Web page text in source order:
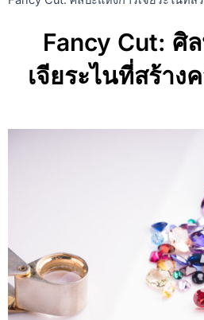
Fancy Cut: ศิ
เจียระไนที่สร้าง